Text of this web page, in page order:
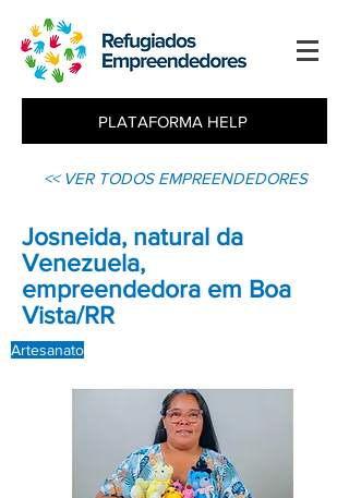
PLATAFORMA HELP
<< VER TODOS EMPREENDEDORES
Josneida, natural da
Venezuela,
empreendedora em Boa
Vista/RR
Artesanato